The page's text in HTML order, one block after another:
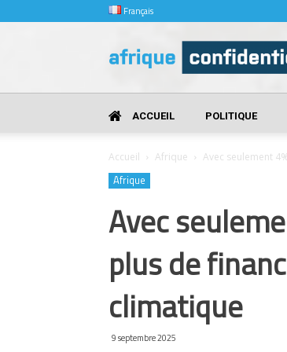
Français
Confidentielle
ACCUEIL POLITIQUE
Accueil Afrique Avec seulement
Afrique
Avec
plus de
climatique
9 septembre 2025